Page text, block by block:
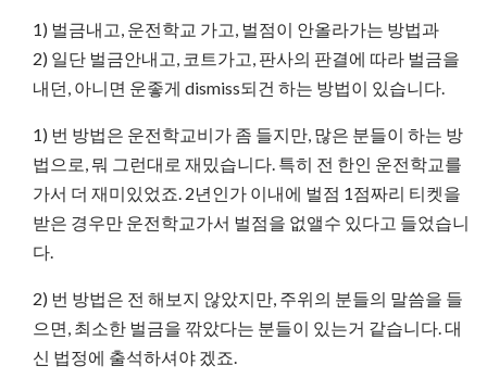
1) 벌금내고, 운전학교 가고, 벌점이 안올라가는 방법과
2) 일단 벌금안내고, 코트가고, 판사의 판결에 따라 벌금을
내던, 아니면 운좋게 dismiss되건 하는 방법이 있습니다.
1) 번 방법은 운전학교비가 좀 들지만, 많은 분들이 하는 방
법으로, 뭐 그런대로 재밌습니다. 특히 전 한인 운전학교를
가서 더 재미있었죠. 2년인가 이내에 벌점 1점짜리 티켓을
받은 경우만 운전학교가서 벌점을 없앨수 있다고 들었습니
다.
2) 번 방법은 전 해보지 않았지만, 주위의 분들의 말씀을 들
으면, 최소한 벌금을 깎았다는 분들이 있는거 같습니다. 대
신 법정에 출석하셔야 겠죠.